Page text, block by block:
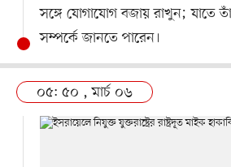
সঙ্গে যোগাযোগ বজায় রাখুন; যাতে
সম্পর্কে জানতে পারেন।
০৫: ৫০ , মার্চ ০৬